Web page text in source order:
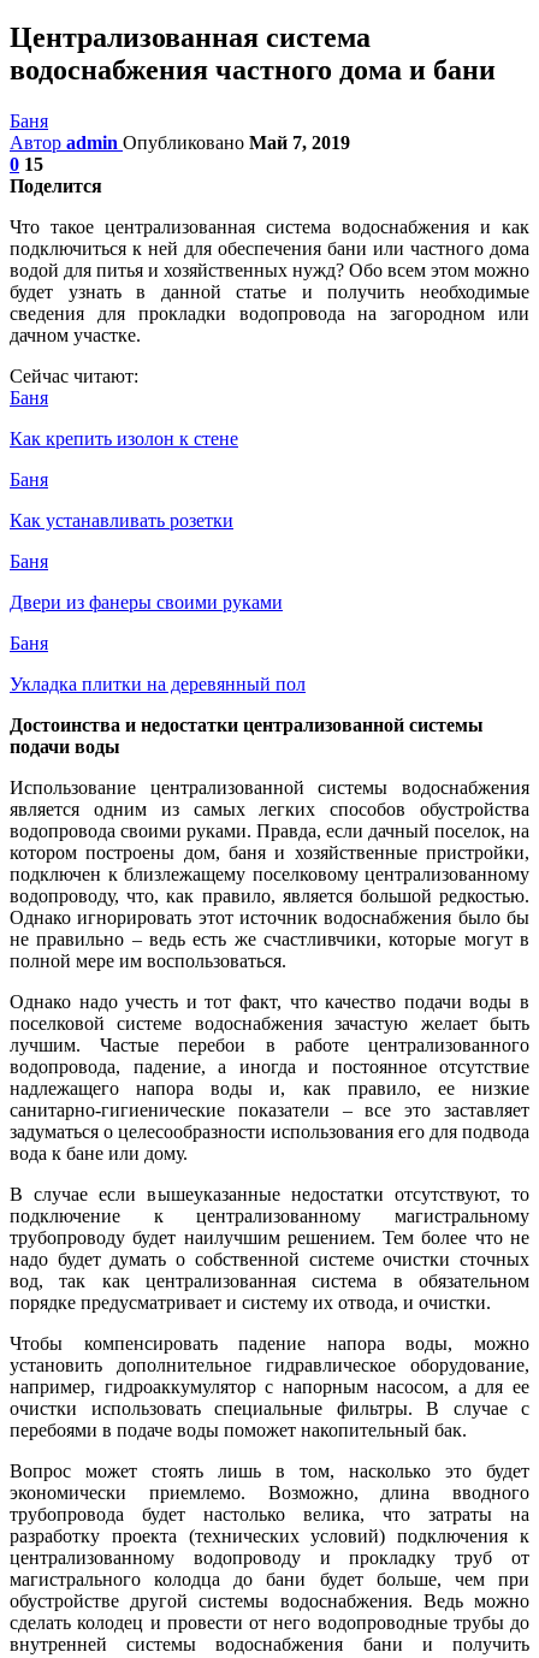
Централизованная система
водоснабжения частного дома и бани
Баня
Автор admin Опубликовано Май 7, 2019
0 15
Поделится
Что такое централизованная система водоснабжения и как
подключиться к ней для обеспечения бани или частного дома
водой для питья и хозяйственных нужд? Обо всем этом можно
будет узнать в данной статье и получить необходимые
сведения для прокладки водопровода на загородном или
дачном участке.
Сейчас читают:
Баня
Как крепить изолон к стене
Баня
Как устанавливать розетки
Баня
Двери из фанеры своими руками
Баня
Укладка плитки на деревянный пол
Достоинства и недостатки централизованной системы
подачи воды
Использование централизованной системы водоснабжения
является одним из самых легких способов обустройства
водопровода своими руками. Правда, если дачный поселок, на
котором построены дом, баня и хозяйственные пристройки,
подключен к близлежащему поселковому централизованному
водопроводу, что, как правило, является большой редкостью.
Однако игнорировать этот источник водоснабжения было бы
не правильно – ведь есть же счастливчики, которые могут в
полной мере им воспользоваться.
Однако надо учесть и тот факт, что качество подачи воды в
поселковой системе водоснабжения зачастую желает быть
лучшим. Частые перебои в работе централизованного
водопровода, падение, а иногда и постоянное отсутствие
надлежащего напора воды и, как правило, ее низкие
санитарно-гигиенические показатели – все это заставляет
задуматься о целесообразности использования его для подвода
вода к бане или дому.
В случае если вышеуказанные недостатки отсутствуют, то
подключение к централизованному магистральному
трубопроводу будет наилучшим решением. Тем более что не
надо будет думать о собственной системе очистки сточных
вод, так как централизованная система в обязательном
порядке предусматривает и систему их отвода, и очистки.
Чтобы компенсировать падение напора воды, можно
установить дополнительное гидравлическое оборудование,
например, гидроаккумулятор с напорным насосом, а для ее
очистки использовать специальные фильтры. В случае с
перебоями в подаче воды поможет накопительный бак.
Вопрос может стоять лишь в том, насколько это будет
экономически приемлемо. Возможно, длина вводного
трубопровода будет настолько велика, что затраты на
разработку проекта (технических условий) подключения к
централизованному водопроводу и прокладку труб от
магистрального колодца до бани будет больше, чем при
обустройстве другой системы водоснабжения. Ведь можно
сделать колодец и провести от него водопроводные трубы до
внутренней системы водоснабжения бани и получить